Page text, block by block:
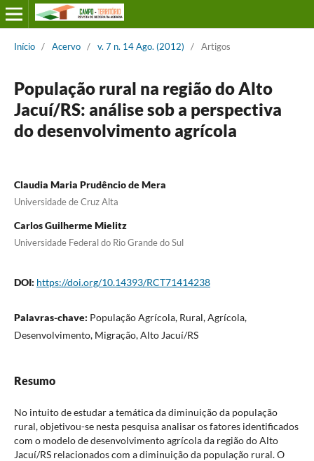
Início / Acervo / v. 7 n. 14 Ago. (2012) / Artigos
População rural na região do Alto
Jacuí/RS: análise sob a perspectiva
do desenvolvimento agrícola
Claudia Maria Prudêncio de Mera
Universidade de Cruz Alta
Carlos Guilherme Mielitz
Universidade Federal do Rio Grande do Sul
DOI: https://doi.org/10.14393/RCT71414238
Palavras-chave: População Agrícola, Rural, Agrícola,
Desenvolvimento, Migração, Alto Jacuí/RS
Resumo
No intuito de estudar a temática da diminuição da população
rural, objetivou-se nesta pesquisa analisar os fatores identificados
com o modelo de desenvolvimento agrícola da região do Alto
Jacuí/RS relacionados com a diminuição da população rural. O